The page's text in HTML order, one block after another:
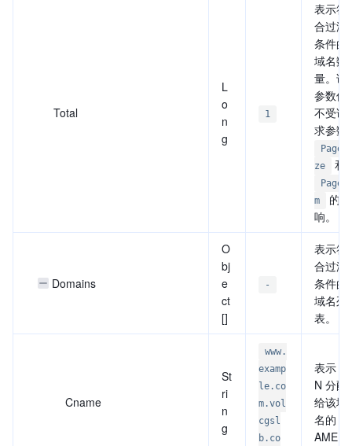
Total
L
o
n
g
1
表示符
合过滤
条件的
域名数
量。该
参数值
不受请
求参数
ze
和
m
的影
响。
Domains
O
bj
e
ct
[]
-
表示符
合过滤
条件的
域名列
表。
Cname
St
ri
n
g
www.
examp
le.co
m.vol
cgsl
b.co
表示
N 分配
给该域
名的
AME。